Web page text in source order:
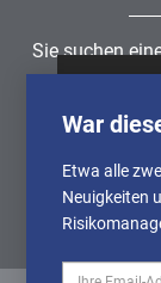
stetig
Sie suchen
rund um die
War
Etwa alle
Neuigkeiten